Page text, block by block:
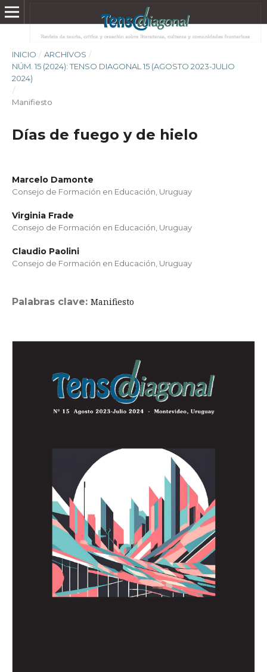
INICIO / ARCHIVOS /
NÚM. 15 (2024): TENSO DIAGONAL 15 (AGOSTO 2023-JULIO
2024)
/
Manifiesto
Días de fuego y de hielo
Marcelo Damonte
Consejo de Formación en Educación, Uruguay
Virginia Frade
Consejo de Formación en Educación, Uruguay
Claudio Paolini
Consejo de Formación en Educación, Uruguay
Palabras clave: Manifiesto